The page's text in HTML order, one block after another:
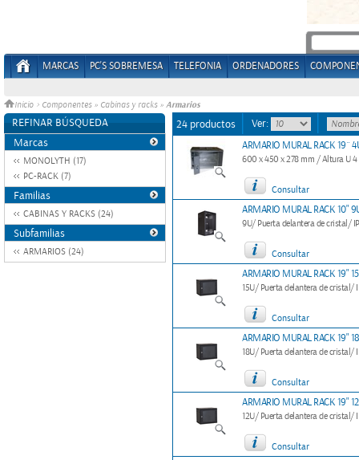
MARCAS PC'S SOBREMESA TELEFONIA ORDENADORES
Inicio > Componentes » Cabinas y racks » Armarios
REFINAR BÚSQUEDA
Marcas
MONOLYTH (17)
PC-RACK (7)
Familias
CABINAS Y RACKS (24)
Subfamilias
ARMARIOS (24)
24 productos Ver:
ARMARIO MURAL RACK 19´´
600 x 450 x 278 mm / Altura U 4
Consultar
ARMARIO MURAL RACK 10"
9U/ Puerta delantera de cristal/
Consultar
ARMARIO MURAL RACK 19"
15U/ Puerta delantera de cristal/
Consultar
ARMARIO MURAL RACK 19"
18U/ Puerta delantera de cristal/
Consultar
ARMARIO MURAL RACK 19"
12U/ Puerta delantera de cristal/
Consultar